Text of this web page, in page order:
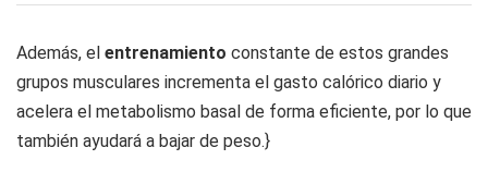
Además, el entrenamiento constante de estos grandes
grupos musculares incrementa el gasto calórico diario y
acelera el metabolismo basal de forma eficiente, por lo que
también ayudará a bajar de peso.}